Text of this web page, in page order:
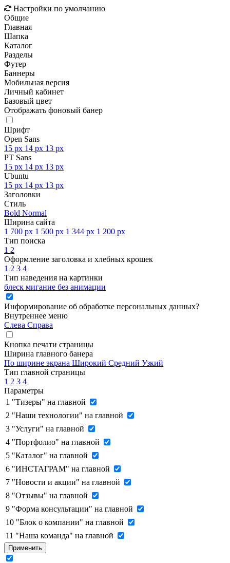
Настройки по умолчанию
Общие
Главная
Шапка
Каталог
Разделы
Футер
Баннеры
Мобильная версия
Личный кабинет
Базовый цвет
Отображать фоновый банер
Шрифт
Open Sans
15 px 14 px 13 px
PT Sans
15 px 14 px 13 px
Ubuntu
15 px 14 px 13 px
Заголовки
Стиль
Bold Normal
Ширина сайта
1 700 px 1 500 px 1 344 px 1 200 px
Тип поиска
1 2
Оформление заголовка и хлебных крошек
1 2 3 4
Тип наведения на картинки
блеск мигание без анимации
Информирование об обработке персональных данных?
Внутреннее меню
Слева Справа
Кнопка печати страницы
Ширина главного банера
По ширине экрана Широкий Средний Узкий
Тип главной страницы
1 2 3 4
Параметры
1 "Тизеры" на главной
2 "Наши технологии" на главной
3 "Услуги" на главной
4 "Портфолио" на главной
5 "Каталог" на главной
6 "ИНСТАГРАМ" на главной
7 "Новости и акции" на главной
8 "Отзывы" на главной
9 "Форма консультации" на главной
10 "Блок о компании" на главной
11 "Наша команда" на главной
Применить